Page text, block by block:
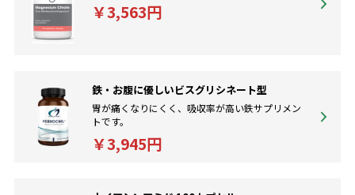
￥3,563円
鉄・お腹に優しいビスグリシネート型
胃が痛くなりにくく、吸収率が高い鉄サプリメン
トです。
￥3,945円